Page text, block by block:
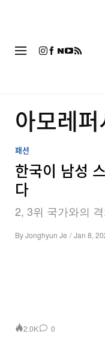
아모레퍼
패션
한국이 남성
다
2, 3위 국가와의
ByJonghyun Je / Jan 8,
2.0K 0